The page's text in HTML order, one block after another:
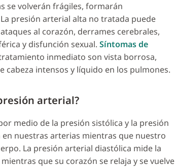
se volverán frágiles, formarán
presión arterial alta no tratada puede
al corazón, derrames cerebrales,
y disfunción sexual. Síntomas de
inmediato son vista borrosa,
cabeza intensos y líquido en los pulmones.
arterial?
medio de la presión sistólica y la presión
nuestras arterias mientras que nuestro
La presión arterial diastólica mide la
que su corazón se relaja y se vuelve